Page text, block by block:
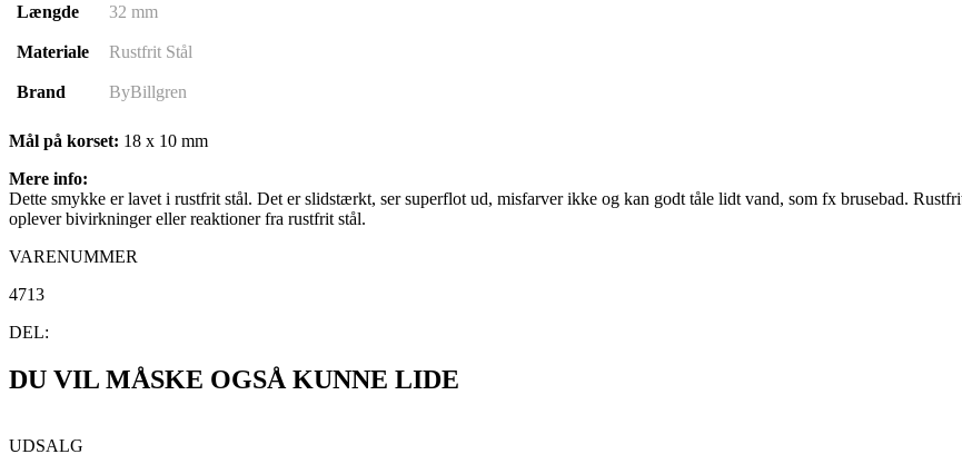
Længde 32 mm
Materiale Rustfrit Stål
Brand ByBillgren
Mål på korset: 18 x 10 mm
Mere info:
Dette smykke er lavet i rustfrit stål. Det er slidstærkt, ser superflot ud, misfarver ikke og kan godt tåle lidt vand, som fx brusebad.
oplever bivirkninger eller reaktioner fra rustfrit stål.
VARENUMMER
4713
DEL:
DU VIL MÅSKE OGSÅ KUNNE LIDE
UDSALG